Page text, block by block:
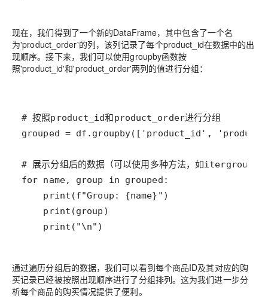
现在，我们得到了一个新的DataFrame，其中包含了一个名
为'product_order'的列，该列记录了每个product_id在数据中的出
现顺序。接下来，我们可以使用groupby函数按
照'product_id'和'product_order'两列的值进行分组：
    print("\n")
通过遍历分组后的数据，我们可以看到每个商品ID及其对应的购
买记录已经被按照出现顺序进行了分组排列。这为我们进一步分
析每个商品的购买情况提供了便利。